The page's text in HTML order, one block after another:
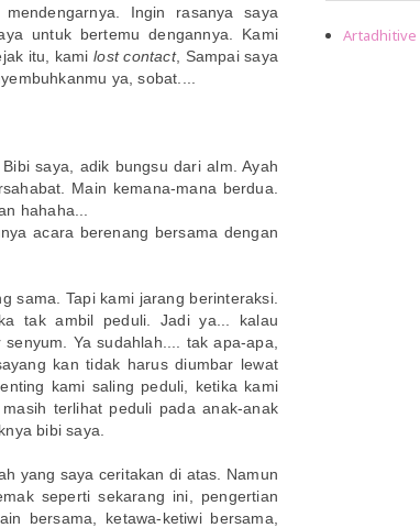
Ingin rasanya saya
untuk bertemu dengannya. Kami
itu, kamilost contact, Sampai saya
ya, sobat....
saya, adik bungsu dari alm. Ayah
Main kemana-mana berdua.
hahaha...
acara berenang bersama dengan
sama. Tapi kami jarang berinteraksi.
tak ambil peduli. Jadi ya... kalau
Ya sudahlah.... tak apa-apa,
kan tidak harus diumbar lewat
kami saling peduli, ketika kami
terlihat peduli pada anak-anak
bibi saya.
yang saya ceritakan di atas. Namun
seperti sekarang ini, pengertian
bersama, ketawa-ketiwi bersama,
Artadhitive